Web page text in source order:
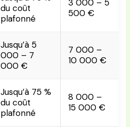
du coût
plafonné
3 000 – 5
500 €
Jusqu’à 5
000 – 7
000 €
7 000 –
10 000 €
Jusqu’à 75 %
du coût
plafonné
8 000 –
15 000 €